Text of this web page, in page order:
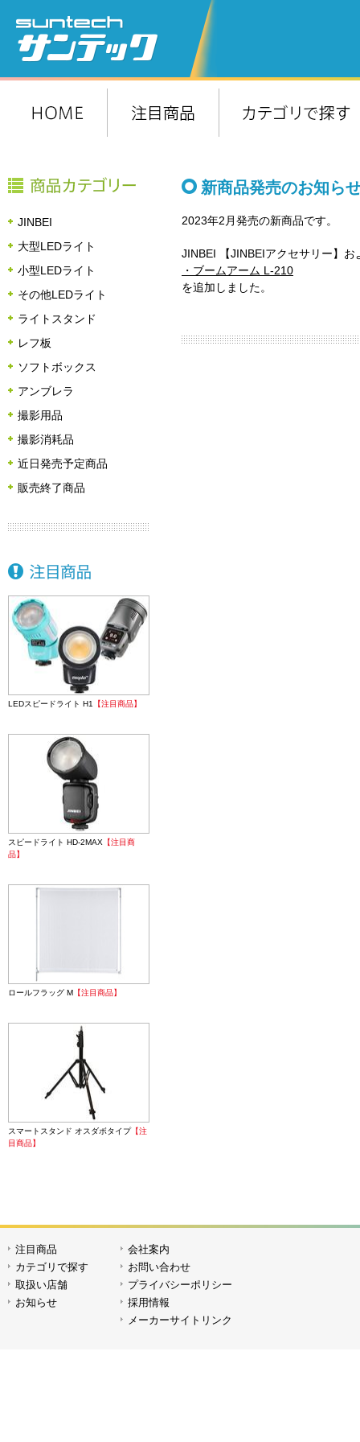
新商品発売のお知ら
2023年2月発売の新商品です。
JINBEI 【JINBEIアクセサリー】
・ブームアーム L-210
を追加しました。
JINBEI
大型LEDライト
小型LEDライト
その他LEDライト
ライトスタンド
レフ板
ソフトボックス
アンブレラ
撮影用品
撮影消耗品
近日発売予定商品
販売終了商品
LEDスピードライト H1 【注目商品】
スピードライト HD-2MAX 【注目商
品】
ロールフラッグ M 【注目商品】
スマートスタンド オスダボタイプ【注
目商品】
注目商品
カテゴリで探す
取扱い店舗
お知らせ
会社案内
お問い合わせ
プライバシーポリシー
採用情報
メーカーサイトリンク